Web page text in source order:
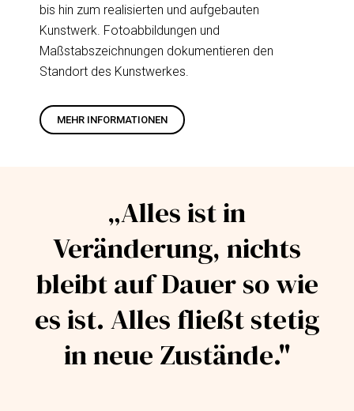
bis hin zum realisierten und aufgebauten
Kunstwerk. Fotoabbildungen und
Maßstabszeichnungen dokumentieren den
Standort des Kunstwerkes.
MEHR INFORMATIONEN
„Alles ist in
Veränderung, nichts
bleibt auf Dauer so wie
es ist. Alles fließt stetig
in neue Zustände."